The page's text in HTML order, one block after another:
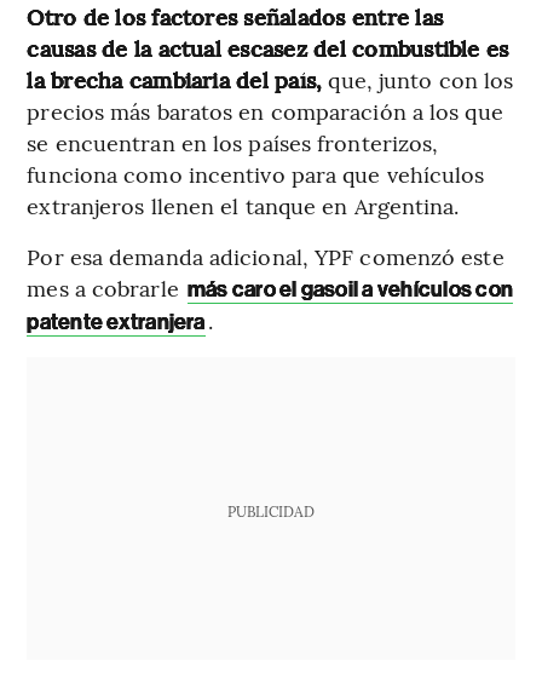
Otro de los factores señalados entre las
causas de la actual escasez del combustible es
la brecha cambiaria del país, que, junto con los
precios más baratos en comparación a los que
se encuentran en los países fronterizos,
funciona como incentivo para que vehículos
extranjeros llenen el tanque en Argentina.
Por esa demanda adicional, YPF comenzó este
mes a cobrarle más caro el gasoil a vehículos con
patente extranjera.
PUBLICIDAD